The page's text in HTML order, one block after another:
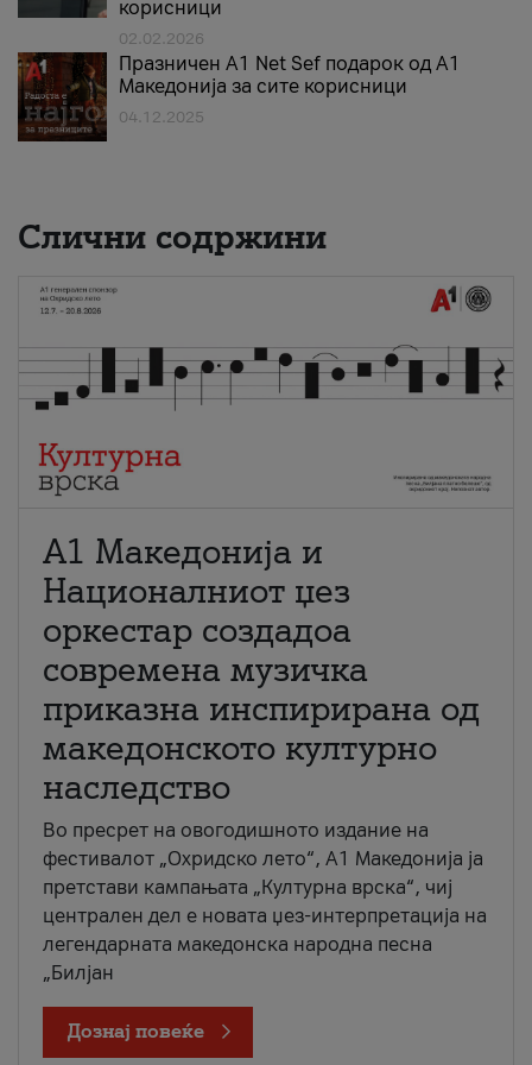
корисници
02.02.2026
Празничен A1 Net Sеf подарок од А1
Македонија за сите корисници
04.12.2025
Слични содржини
А1 Македонија и
Националниот џез
оркестар создадоа
современа музичка
приказна инспирирана од
македонското културно
наследство
Во пресрет на овогодишното издание на
фестивалот „Охридско лето“, А1 Македонија ја
претстави кампањата „Културна врска“, чиј
централен дел е новата џез-интерпретација на
легендарната македонска народна песна
„Билјан
Дознај повеќе